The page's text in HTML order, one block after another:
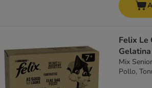
Felix Le
Mix
Pollo,